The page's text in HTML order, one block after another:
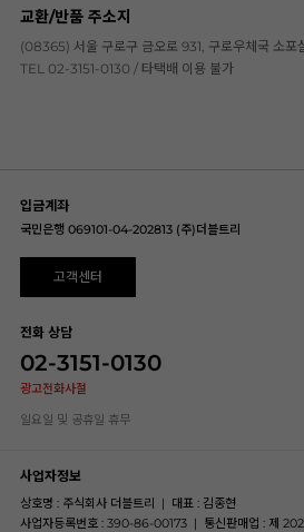
교환/반품 주소지
(08365) 서울 구로구 금오로 931, 구로우체국 소포
TEL 02-3151-0130 / 타택배 이용 불가
입금계좌
국민은행 069101-04-202813 (주)더블트리
고객센터
전화 상담
02-3151-0130
광고전화사절
일요일 및 공휴일 휴무
사업자정보
상호명 : 주식회사 더블트리 | 대표 : 김종현
사업자등록번호 : 390-86-00173 | 통신판매업 : 제